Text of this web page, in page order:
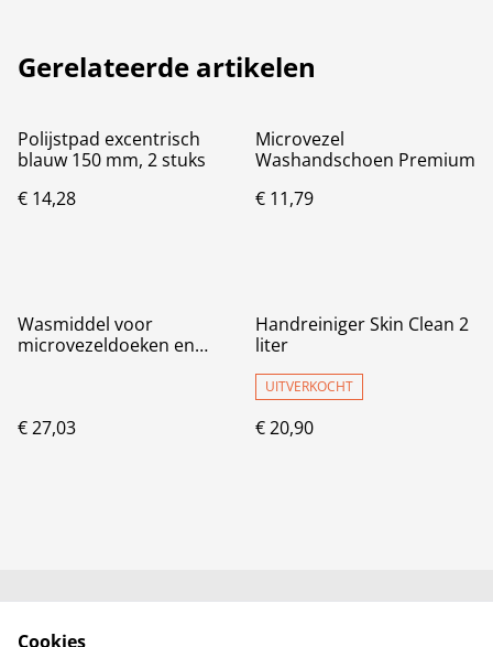
Gerelateerde artikelen
Polijstpad excentrisch
blauw 150 mm, 2 stuks
€ 14,28
Microvezel
Washandschoen Premium
€ 11,79
Wasmiddel voor
microvezeldoeken en
€ 27,03
Handreiniger Skin Clean 2
liter
UITVERKOCHT
€ 20,90
Neem contact met
Cookies